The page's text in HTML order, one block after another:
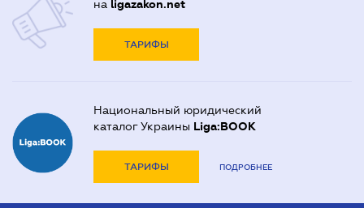
на ligazakon.net
ТАРИФЫ
Национальный юридический
каталог Украины Liga:BOOK
ТАРИФЫ ПОДРОБНЕЕ